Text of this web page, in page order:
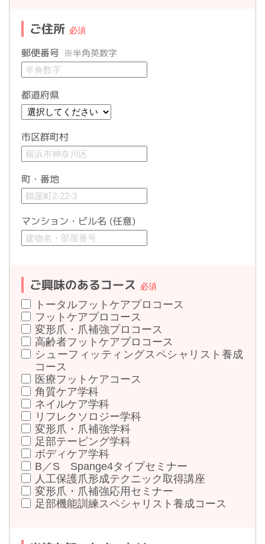
ご住所
郵便番号 ※半角英数字
都道府県
市区群町村
町・番地
マンション・ビル名 (任意)
ご興味のあるコース
トータルフットケアプロコース
フットケアプロコース
変形爪・爪補強プロコース
高齢者フットケアプロコース
シューフィッティングスペシャリスト養成
コース
医療フットケアコース
角質ケア学科
ネイルケア学科
リフレクソロジー学科
変形爪・爪補強学科
足部テーピング学科
ボディケア学科
B／S Spange4タイプセミナー
人工保護爪形成テクニック取得講座
変形爪・爪補強応用セミナー
足部機能訓練スペシャリスト養成コース